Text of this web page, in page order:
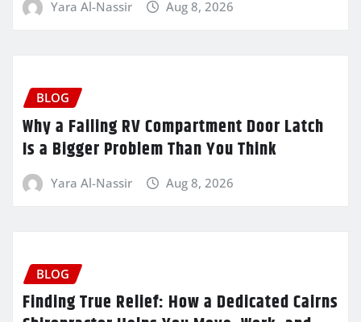
Yara Al-Nassir Aug 8, 2026
BLOG
Why a Failing RV Compartment Door Latch
Is a Bigger Problem Than You Think
Yara Al-Nassir Aug 8, 2026
BLOG
Finding True Relief: How a Dedicated Cairns